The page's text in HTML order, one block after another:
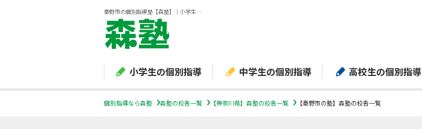
秦野市の個別指導塾【森塾】｜小学生・中学生・高校生の学習塾
小学生の個別指導 中学生の個別指導 高校生の個別指導
個別指導なら森塾 森塾の校舎一覧 【神奈川県】森塾の校舎一覧 【秦野市の塾】森塾の校舎一覧